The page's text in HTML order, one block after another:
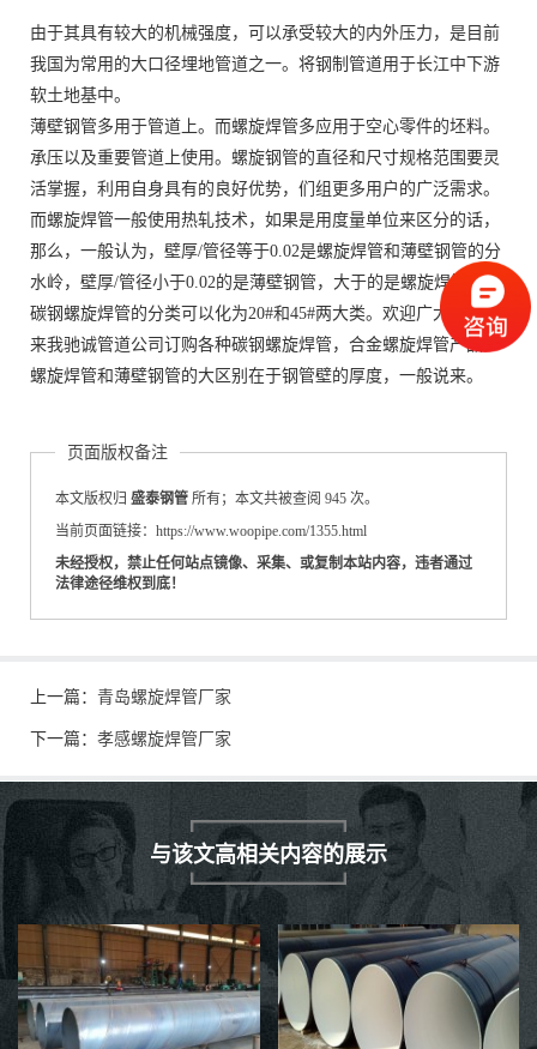
由于其具有较大的机械强度，可以承受较大的内外压力，是目前
我国为常用的大口径埋地管道之一。将钢制管道用于长江中下游
软土地基中。
薄壁钢管多用于管道上。而螺旋焊管多应用于空心零件的坯料。
承压以及重要管道上使用。螺旋钢管的直径和尺寸规格范围要灵
活掌握，利用自身具有的良好优势，们组更多用户的广泛需求。
而螺旋焊管一般使用热轧技术，如果是用度量单位来区分的话，
那么，一般认为，壁厚/管径等于0.02是螺旋焊管和薄壁钢管的分
水岭，壁厚/管径小于0.02的是薄壁钢管，大于的是螺旋焊管。
碳钢螺旋焊管的分类可以化为20#和45#两大类。欢迎广大客户前
来我驰诚管道公司订购各种碳钢螺旋焊管，合金螺旋焊管产品！
螺旋焊管和薄壁钢管的大区别在于钢管壁的厚度，一般说来。
页面版权备注
本文版权归 盛泰钢管 所有；本文共被查阅 945 次。
当前页面链接：https://www.woopipe.com/1355.html
未经授权，禁止任何站点镜像、采集、或复制本站内容，违者通过
法律途径维权到底！
上一篇： 青岛螺旋焊管厂家
下一篇： 孝感螺旋焊管厂家
与该文高相关内容的展示